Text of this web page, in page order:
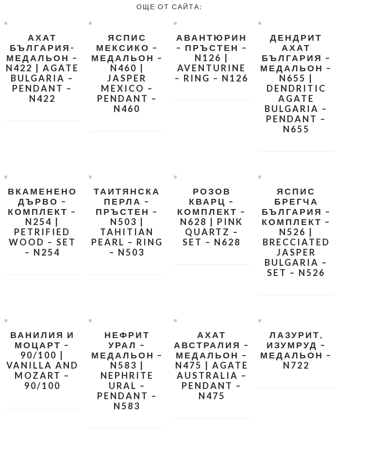
ОЩЕ ОТ САЙТА:
АХАТ
БЪЛГАРИЯ-
МЕДАЛЬОН –
N422 | AGATE
BULGARIA –
PENDANT –
N422
ЯСПИС
МЕКСИКО –
МЕДАЛЬОН –
N460 |
JASPER
MEXICO –
PENDANT –
N460
АВАНТЮРИН
– ПРЪСТЕН –
N126 |
AVENTURINE
– RING – N126
ДЕНДРИТ
АХАТ
БЪЛГАРИЯ –
МЕДАЛЬОН –
N655 |
DENDRITIC
AGATE
BULGARIA –
PENDANT –
N655
ВКАМЕНЕНО
ДЪРВО –
КОМПЛЕКТ –
N254 |
PETRIFIED
WOOD – SET
– N254
ТАИТЯНСКА
ПЕРЛА –
ПРЪСТЕН –
N503 |
TAHITIAN
PEARL – RING
– N503
РОЗОВ
КВАРЦ –
КОМПЛЕКТ –
N628 | PINK
QUARTZ –
SET – N628
ЯСПИС
БРЕГЧА
БЪЛГАРИЯ –
КОМПЛЕКТ –
N526 |
BRECCIATED
JASPER
BULGARIA –
SET – N526
ВАНИЛИЯ И
МОЦАРТ –
90/100 |
VANILLA AND
MOZART –
90/100
НЕФРИТ
УРАЛ –
МЕДАЛЬОН –
N583 |
NEPHRITE
URAL –
PENDANT –
N583
АХАТ
АВСТРАЛИЯ –
МЕДАЛЬОН –
N475 | AGATE
AUSTRALIA –
PENDANT –
N475
ЛАЗУРИТ,
ИЗУМРУД –
МЕДАЛЬОН –
N722